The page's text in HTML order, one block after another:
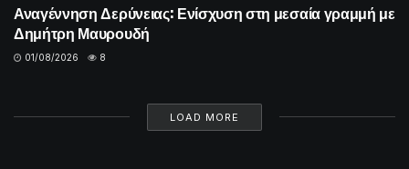
Αναγέννηση Δερύνειας: Ενίσχυση στη μεσαία γραμμή με
Δημήτρη Μαυρουδή
01/08/2026 8
LOAD MORE